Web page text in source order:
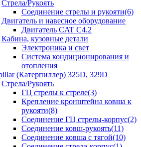
Стрела/Рукоять
Соединение стрелы и рукояти(6)
Двигатель и навесное оборудование
Двигатель CAT С4.2
Кабина, кузовные детали
Электроника и свет
Система кондиционирования и
отопления
(Катерпиллер) 325D, 329D
Стрела/Рукоять
ГЦ стрелы к стреле(3)
Крепление кронштейна ковша к
рукояти(8)
Соединение ГЦ стрелы-корпус(2)
Соединение ковш-рукоять(11)
Соединение ковша с тягой(10)